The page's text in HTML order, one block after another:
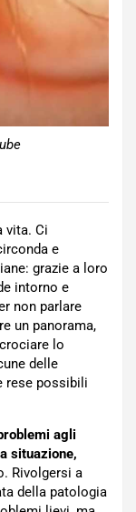
vita. Ci
e
grazie a loro
intorno e
non parlare
un panorama,
lo
delle
rese possibili
agli
situazione,
Rivolgersi a
della patologia